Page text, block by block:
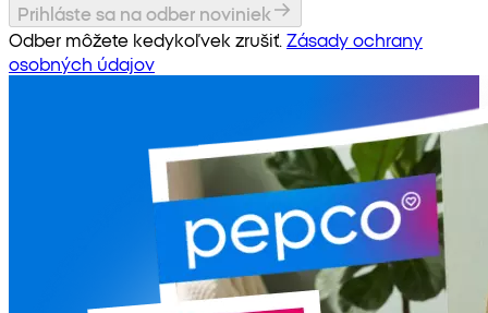
Prihláste sa na odber noviniek
Odber môžete kedykoľvek zrušiť. Zásady ochrany
osobných údajov